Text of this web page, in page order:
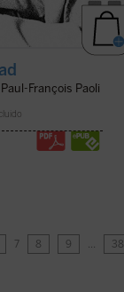
François Paoli
7 8 9 … 38